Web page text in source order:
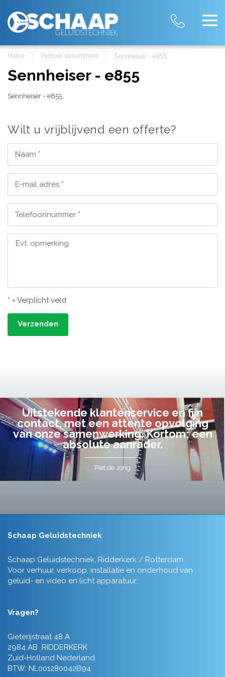
Home Verhuur assortiment Sennheiser - e855
Sennheiser - e855
Sennheiser - e855
Wilt u vrijblijvend een offerte?
Naam *
E-mail adres *
Telefoonnummer *
Evt. opmerking
* = Verplicht veld
Verzenden
Uitstekende klantenservice en fijn
contact, met een attente opvolging
van onze samenwerking. Kortom; een
absolute aanrader.
Piet de Jong
Schaap Geluidstechniek
Schaap Geluidstechniek, Ridderkerk / Rotterdam.
Voor verhuur, verkoop, installatie en onderhoud van
geluid- en video en licht apparatuur.
Vragen?
Gieterijstraat 48 A
2984 AB RIDDERKERK
Zuid-Holland Nederland
BTW: NL001280042B94